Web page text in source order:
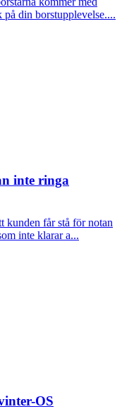
din borstupplevelse....
inte ringa
kunden får stå för notan
inte klarar a...
OS